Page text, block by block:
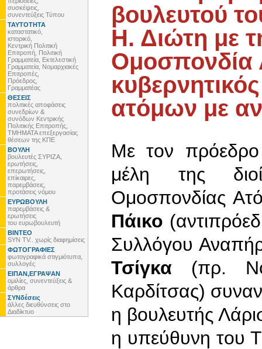
συσκέψεις,
συνεντεύξεις Τύπου
ΤΑΥΤΟΤΗΤΑ
καταστατικό,
ιστορικό,
Κεντρική Πολιτική
Επιτροπή, Πολιτική
Γραμματεία, Εκτελεστική
Γραμματεία, Νομαρχιακές
Επιτροπές,
Πρόεδρος,
Γραμματέας
ΘΕΣΕΙΣ
πολιτικές αποφάσεις
συνεδρίων &
συνόδων Κεντρικής
Πολιτικής Επιτροπής,
ΤΜΗΜΑΤΑ επεξεργασίας
θέσεων της ΚΠΕ
ΒΟΥΛΗ
βουλευτές ΣΥΡΙΖΑ,
ερωτήσεις,
επερωτήσεις,
επίκαιρες,
παρεμβάσεις,
προτάσεις νόμου
ΕΥΡΩΒΟΥΛΗ
παρεμβάσεις &
ερωτήσεις
του ευρωβουλευτή
ΒΙΝΤΕΟ
SYN TV.. χωρίς διαφημίσεις
ΦΩΤΟΓΡΑΦΙΕΣ
φωτογραφικά στιγμιότυπα,
συλλογές
ΕΙΠΑΝ,ΕΓΡΑΨΑΝ
ομιλίες, συνεντεύξεις &
άρθρα
ΣΥΝδέσεις
άλλες διευθύνσεις στο
Διαδίκτυο
βουλευτού
Η. Διώτη με
Ομοσπονδία
ατόμων με
Με τον
μέλη της
Ομοσπονδίας
Πάικο
Συλλόγου
Τσίγκα (πρ.
Καρδίτσας)
η βουλευτής
η υπεύθυνη του